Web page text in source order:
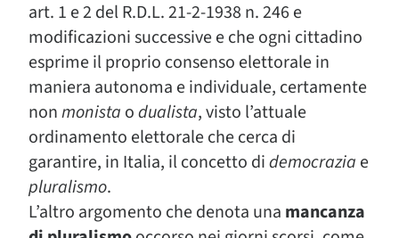
art. 1 e 2 del R.D.L. 21-2-1938 n. 246 e
modificazioni successive e che ogni cittadino
esprime il proprio consenso elettorale in
maniera autonoma e individuale, certamente
nonmonista odualista, visto l’attuale
ordinamento elettorale che cerca di
garantire, in Italia, il concetto didemocrazia e
pluralismo.
L’altro argomento che denota una mancanza